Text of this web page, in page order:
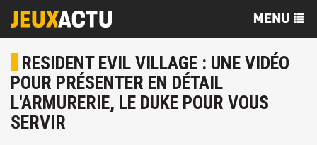
RESIDENT EVIL VILLAGE : UNE VIDÉO
POUR PRÉSENTER EN DÉTAIL
L'ARMURERIE, LE DUKE POUR VOUS
SERVIR